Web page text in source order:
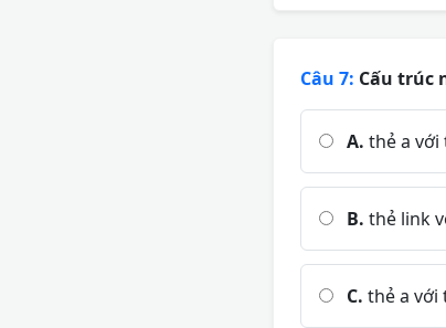
Câu 7: Cấu trúc
A. thẻ a
B. thẻ link
C. thẻ a